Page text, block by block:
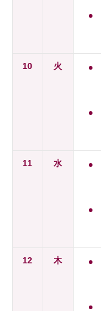
10 火
11 水
12 木